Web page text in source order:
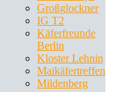
Großglockner
IG T2
Käferfreunde
Berlin
Kloster Lehnin
Maikäfertreffen
Mildenberg